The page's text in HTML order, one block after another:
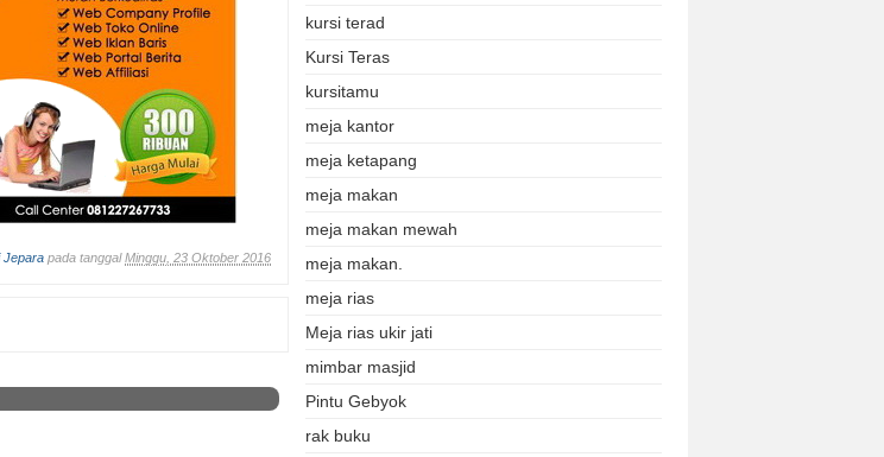
Jepara pada tanggalMinggu, 23 Oktober 2016
kursi terad
Kursi Teras
kursitamu
meja kantor
meja ketapang
meja makan
meja makan mewah
meja makan.
meja rias
Meja rias ukir jati
mimbar masjid
Pintu Gebyok
rak buku